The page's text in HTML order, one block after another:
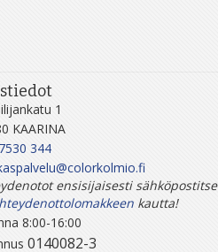
1
KAARINA
344
ensisijaisesti sähköpostitse
kautta!
8:00-16:00
0140082-3